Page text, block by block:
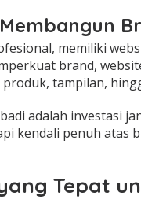
memiliki
brand,
tampilan,
adalah investasi
kendali penuh atas
Tepat